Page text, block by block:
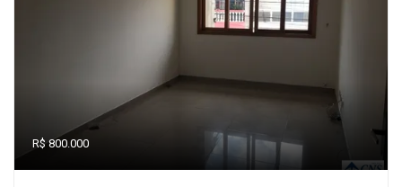
R$ 800.000